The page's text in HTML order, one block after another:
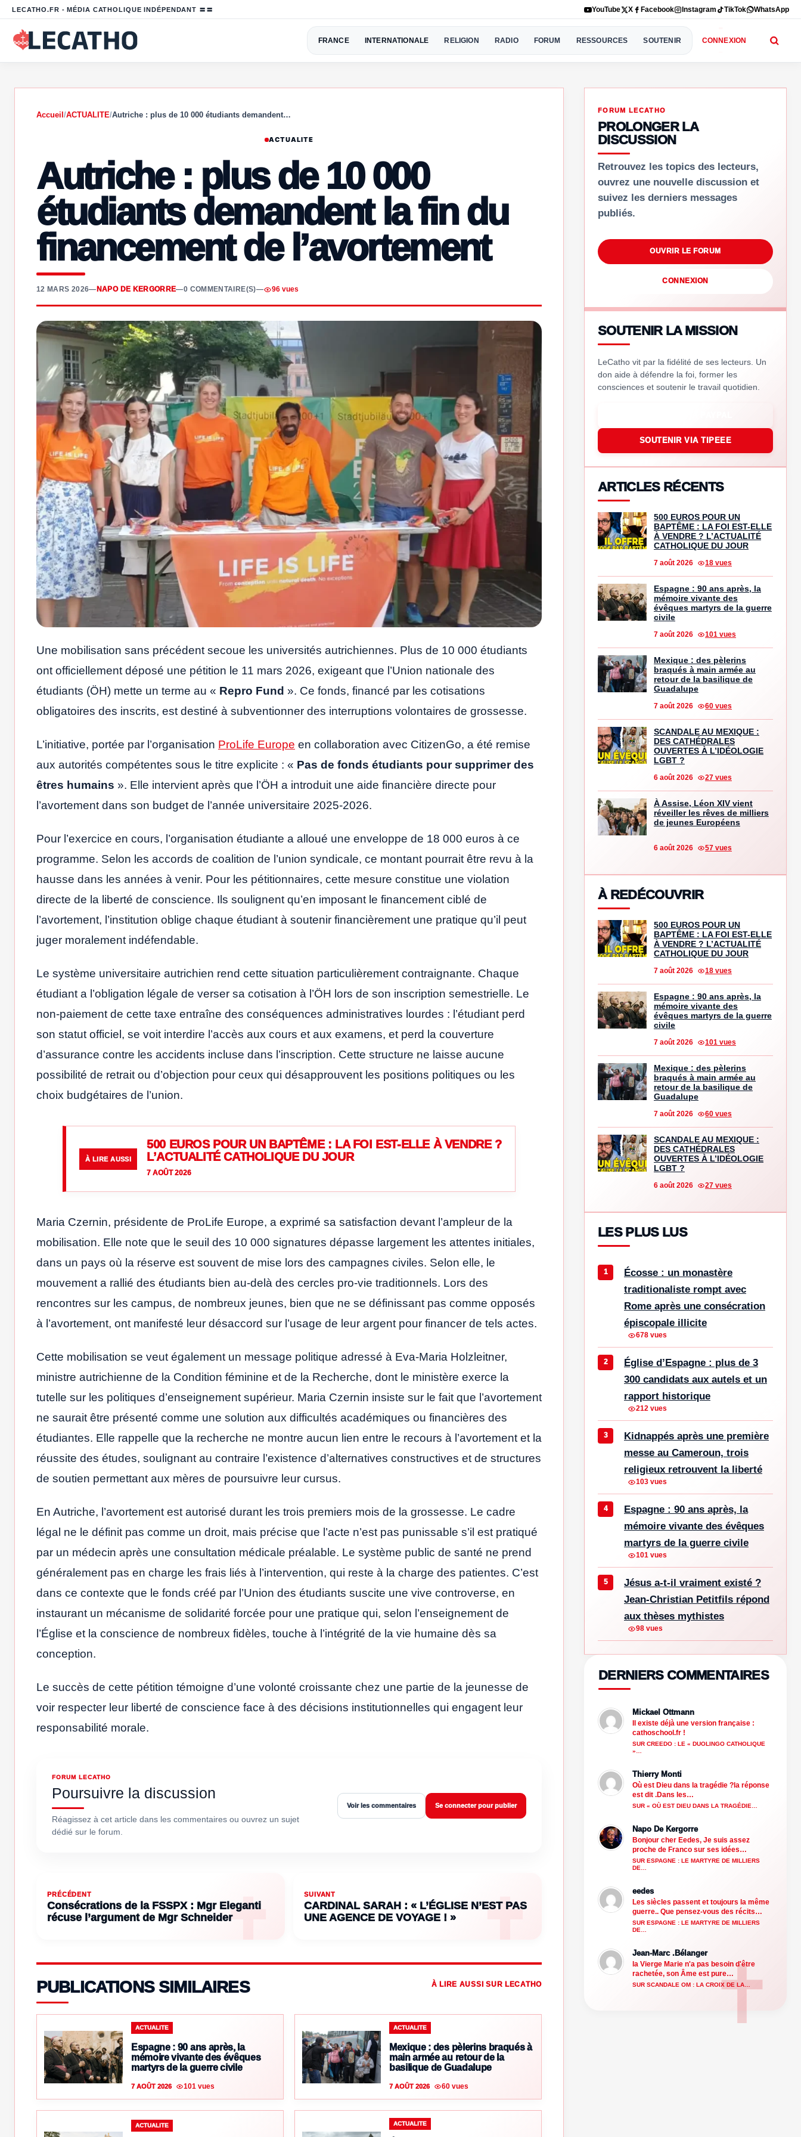
LECATHO.FR - MÉDIA CATHOLIQUE INDÉPENDANT 〓〓 YouTube X Facebook Instagram TikTok WhatsApp
FRANCE INTERNATIONALE RELIGION RADIO FORUM RESSOURCES SOUTENIR CONNEXION
Accueil /ACTUALITE/Autriche : plus de 10 000 étudiants demandent…
ACTUALITE
Autriche : plus de 10 000
étudiants demandent la fin du
financement de l’avortement
12 MARS 2026— NAPO DE KERGORRE—0 COMMENTAIRE(S)— 96 vues
Une mobilisation sans précédent secoue les universités autrichiennes. Plus de 10 000 étudiants
ont officiellement déposé une pétition le 11 mars 2026, exigeant que l’Union nationale des
étudiants (ÖH) mette un terme au « Repro Fund ». Ce fonds, financé par les cotisations
obligatoires des inscrits, est destiné à subventionner des interruptions volontaires de grossesse.
L’initiative, portée par l’organisation ProLife Europe en collaboration avec CitizenGo, a été remise
aux autorités compétentes sous le titre explicite : « Pas de fonds étudiants pour supprimer des
êtres humains ». Elle intervient après que l’ÖH a introduit une aide financière directe pour
l’avortement dans son budget de l’année universitaire 2025-2026.
Pour l’exercice en cours, l’organisation étudiante a alloué une enveloppe de 18 000 euros à ce
programme. Selon les accords de coalition de l’union syndicale, ce montant pourrait être revu à la
hausse dans les années à venir. Pour les pétitionnaires, cette mesure constitue une violation
directe de la liberté de conscience. Ils soulignent qu’en imposant le financement ciblé de
l’avortement, l’institution oblige chaque étudiant à soutenir financièrement une pratique qu’il peut
juger moralement indéfendable.
Le système universitaire autrichien rend cette situation particulièrement contraignante. Chaque
étudiant a l’obligation légale de verser sa cotisation à l’ÖH lors de son inscription semestrielle. Le
non-paiement de cette taxe entraîne des conséquences administratives lourdes : l’étudiant perd
son statut officiel, se voit interdire l’accès aux cours et aux examens, et perd la couverture
d’assurance contre les accidents incluse dans l’inscription. Cette structure ne laisse aucune
possibilité de retrait ou d’objection pour ceux qui désapprouvent les positions politiques ou les
choix budgétaires de l’union.
À LIRE AUSSI
500 EUROS POUR UN BAPTÊME : LA FOI EST-ELLE À VENDRE ?
L’ACTUALITÉ CATHOLIQUE DU JOUR
7 AOÛT 2026
Maria Czernin, présidente de ProLife Europe, a exprimé sa satisfaction devant l’ampleur de la
mobilisation. Elle note que le seuil des 10 000 signatures dépasse largement les attentes initiales,
dans un pays où la réserve est souvent de mise lors des campagnes civiles. Selon elle, le
mouvement a rallié des étudiants bien au-delà des cercles pro-vie traditionnels. Lors des
rencontres sur les campus, de nombreux jeunes, bien que ne se définissant pas comme opposés
à l’avortement, ont manifesté leur désaccord sur l’usage de leur argent pour financer de tels actes.
Cette mobilisation se veut également un message politique adressé à Eva-Maria Holzleitner,
ministre autrichienne de la Condition féminine et de la Recherche, dont le ministère exerce la
tutelle sur les politiques d’enseignement supérieur. Maria Czernin insiste sur le fait que l’avortement
ne saurait être présenté comme une solution aux difficultés académiques ou financières des
étudiantes. Elle rappelle que la recherche ne montre aucun lien entre le recours à l’avortement et la
réussite des études, soulignant au contraire l’existence d’alternatives constructives et de structures
de soutien permettant aux mères de poursuivre leur cursus.
En Autriche, l’avortement est autorisé durant les trois premiers mois de la grossesse. Le cadre
légal ne le définit pas comme un droit, mais précise que l’acte n’est pas punissable s’il est pratiqué
par un médecin après une consultation médicale préalable. Le système public de santé ne prend
généralement pas en charge les frais liés à l’intervention, qui reste à la charge des patientes. C’est
dans ce contexte que le fonds créé par l’Union des étudiants suscite une vive controverse, en
instaurant un mécanisme de solidarité forcée pour une pratique qui, selon l’enseignement de
l’Église et la conscience de nombreux fidèles, touche à l’intégrité de la vie humaine dès sa
conception.
Le succès de cette pétition témoigne d’une volonté croissante chez une partie de la jeunesse de
voir respecter leur liberté de conscience face à des décisions institutionnelles qui engagent leur
responsabilité morale.
FORUM LECATHO
Poursuivre la discussion
Réagissez à cet article dans les commentaires ou ouvrez un sujet
dédié sur le forum.
Voir les commentaires Se connecter pour publier
PRÉCÉDENT
Consécrations de la FSSPX : Mgr Eleganti
récuse l’argument de Mgr Schneider
SUIVANT
CARDINAL SARAH : « L’ÉGLISE N’EST PAS
UNE AGENCE DE VOYAGE ! »
PUBLICATIONS SIMILAIRES À LIRE AUSSI SUR LECATHO
ACTUALITE
Espagne : 90 ans après, la
mémoire vivante des évêques
martyrs de la guerre civile
7 AOÛT 2026 101 vues
ACTUALITE
Mexique : des pèlerins braqués à
main armée au retour de la
basilique de Guadalupe
7 AOÛT 2026 60 vues
ACTUALITE ACTUALITE
FORUM LECATHO
PROLONGER LA
DISCUSSION
Retrouvez les topics des lecteurs,
ouvrez une nouvelle discussion et
suivez les derniers messages
publiés.
OUVRIR LE FORUM
CONNEXION
SOUTENIR LA MISSION
LeCatho vit par la fidélité de ses lecteurs. Un
don aide à défendre la foi, former les
consciences et soutenir le travail quotidien.
SOUTENIR VIA TIPEEE
ARTICLES RÉCENTS
500 EUROS POUR UN
BAPTÊME : LA FOI EST-ELLE
À VENDRE ? L’ACTUALITÉ
CATHOLIQUE DU JOUR
7 août 2026 18 vues
Espagne : 90 ans après, la
mémoire vivante des
évêques martyrs de la guerre
civile
7 août 2026 101 vues
Mexique : des pèlerins
braqués à main armée au
retour de la basilique de
Guadalupe
7 août 2026 60 vues
SCANDALE AU MEXIQUE :
DES CATHÉDRALES
OUVERTES À L’IDÉOLOGIE
LGBT ?
6 août 2026 27 vues
À Assise, Léon XIV vient
réveiller les rêves de milliers
de jeunes Européens
6 août 2026 57 vues
À REDÉCOUVRIR
500 EUROS POUR UN
BAPTÊME : LA FOI EST-ELLE
À VENDRE ? L’ACTUALITÉ
CATHOLIQUE DU JOUR
7 août 2026 18 vues
Espagne : 90 ans après, la
mémoire vivante des
évêques martyrs de la guerre
civile
7 août 2026 101 vues
Mexique : des pèlerins
braqués à main armée au
retour de la basilique de
Guadalupe
7 août 2026 60 vues
SCANDALE AU MEXIQUE :
DES CATHÉDRALES
OUVERTES À L’IDÉOLOGIE
LGBT ?
6 août 2026 27 vues
LES PLUS LUS
Écosse : un monastère
traditionaliste rompt avec
Rome après une consécration
épiscopale illicite
678 vues
Église d’Espagne : plus de 3
300 candidats aux autels et un
rapport historique
212 vues
Kidnappés après une première
messe au Cameroun, trois
religieux retrouvent la liberté
103 vues
Espagne : 90 ans après, la
mémoire vivante des évêques
martyrs de la guerre civile
101 vues
Jésus a-t-il vraiment existé ?
Jean-Christian Petitfils répond
aux thèses mythistes
98 vues
DERNIERS COMMENTAIRES
Mickael Ottmann
Il existe déjà une version française :
cathoschool.fr !
SUR CREEDO : LE « DUOLINGO CATHOLIQUE
»…
Thierry Monti
Où est Dieu dans la tragédie ?la réponse
est dit .Dans les…
SUR « OÙ EST DIEU DANS LA TRAGÉDIE…
Napo De Kergorre
Bonjour cher Eedes, Je suis assez
proche de Franco sur ses idées…
SUR ESPAGNE : LE MARTYRE DE MILLIERS
DE…
eedes
Les siècles passent et toujours la même
guerre.. Que pensez-vous des récits…
SUR ESPAGNE : LE MARTYRE DE MILLIERS
DE…
Jean-Marc .Bélanger
la Vierge Marie n'a pas besoin d'être
rachetée, son Âme est pure…
SUR SCANDALE OM : LA CROIX DE LA…